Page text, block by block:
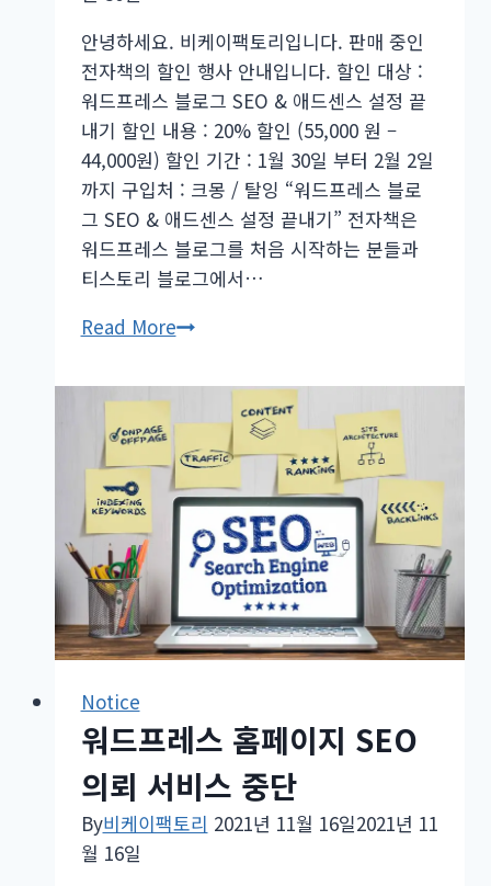
6
차
업
데
이
트
배
포
안녕하세요. 비케이팩토리입니다. 판매 중인
전자책의 할인 행사 안내입니다. 할인 대상 :
워드프레스 블로그 SEO & 애드센스 설정 끝
내기 할인 내용 : 20% 할인 (55,000 원 –
44,000원) 할인 기간 : 1월 30일 부터 2월 2일
까지 구입처 : 크몽 / 탈잉 “워드프레스 블로
그 SEO & 애드센스 설정 끝내기” 전자책은
워드프레스 블로그를 처음 시작하는 분들과
티스토리 블로그에서…
Read More워
프
블
로
그
SEO
&
애
드
설
정
끝
내
Notice
워드프레스 홈페이지 SEO
의뢰 서비스 중단
By비케이팩토리 2021년 11월 16일2021년 11
월 16일